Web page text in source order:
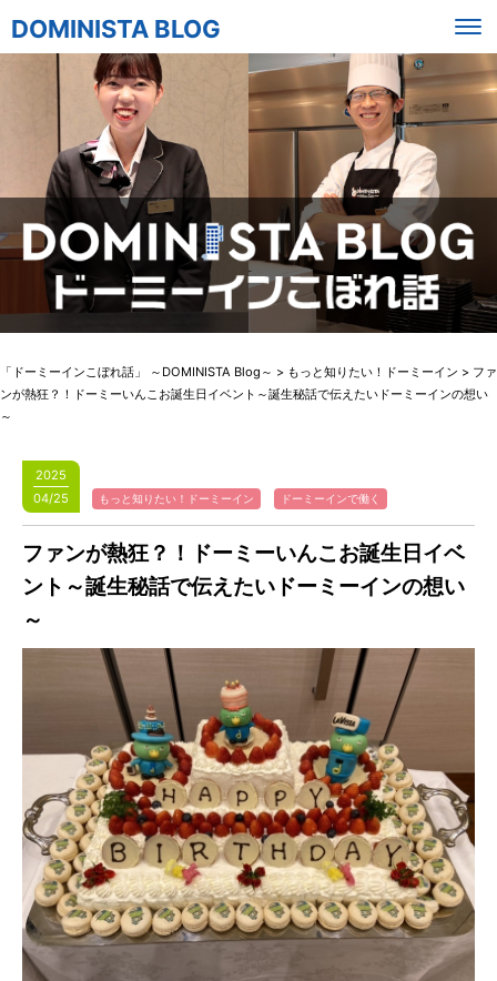
DOMINISTA BLOG
「ドーミーインこぼれ話」 ～DOMINISTA Blog～ > もっと知りたい！ドーミーイン > ファ
ンが熱狂？！ドーミーいんこお誕生日イベント～誕生秘話で伝えたいドーミーインの想い
～
2025
04/25
もっと知りたい！ドーミーイン ドーミーインで働く
ファンが熱狂？！ドーミーいんこお誕生日イベ
ント～誕生秘話で伝えたいドーミーインの想い
～